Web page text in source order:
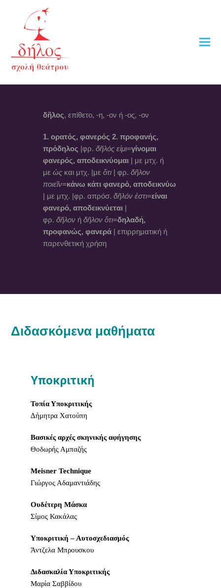
δῆλος, επίθετο, -η, -ον ή -ος, -ον
1. ορατός, φανερός2. προφανής,
πρόδηλος |φρ.δῆλός εἰμι=γίνομαι
φανερός, αποδεικνύομαι | με μτχ. ή
μεὡς και μτχ. |μεὅτι | φρ.δῆλον
ποιεῖν=κάνω κάτι φανερό, αποδεικνύω
| με μτχ. |φρ. απρόσ.δῆλόν ἐστι=είναι
φανερό, αποδεικνύεται |
φρ.δῆλον ήδῆλον ὅτι=δηλαδή,
προφανώς, φανερά | επιρρηματική ή
παρενθετική χρήση
Διδασκόμενα μαθήματα
Υποκριτική
Τοπία Υποκριτικής
Δήμητρα Χατούπη
Βασικές αρχές σκηνικής αφήγησης
Θοδωρής Αμπαζής
Meisner Technique
Γιώργος Αδαμαντιάδης
Ουδέτερη Μάσκα
Σίμος Κακάλας
Υποκριτική – Αυτοσχεδιασμός
Άντζελα Μπρουσκου
Διδασκαλία Υποκριτικής
Μαρία Σαββίδου